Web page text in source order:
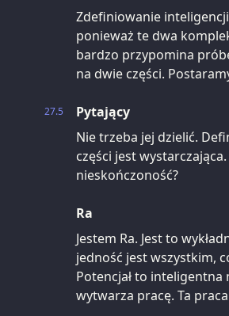
Zdefiniowanie
ponieważ te dwa
bardzo przypomina
na dwie części.
27.5
Pytający
Nie trzeba jej dzielić.
części jest
nieskończoność?
Ra
Jestem Ra. Jest to
jedność jest wszystkim,
Potencjał to inteligentna
wytwarza pracę. Ta